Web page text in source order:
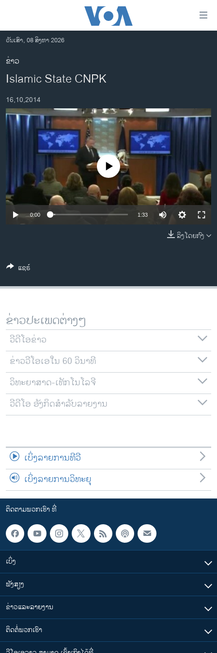
ເຂົ້າ
ຫາ
ຂ້າມ
ຂ້າມ
ໄປ
ຫາ
ຊອກ
ອາເມຣິກາ
ການເລືອກຕັ້ງ ປະທານາທີບໍດີ ສະຫະລັດ 2024
ຂ່າວ​ຈີນ
ອິດສະຫຼະພາບດ້ານການຂ່າວ
ຊີວິດຊາວລາວ
ຊຸມຊົນຊາວລາວ
ວິທະຍາສາດ-ເທັກໂນໂລຈີ
ພາສາອັງກິດ
ລາຍການກະຈາຍສຽງ
ລາຍງານ
ຕິດຕາມພວກເຮົາ ທີ່
ພາສາຕ່າງໆ
ວັນເສົາ, 08 ສິງຫາ 2026
ຂ່າວ
Islamic State CNPK
16,10,2014
No media source currently available
0:00 1:33
ລິງໂດຍກົງ
ແຊຣ໌
ຂ່າວປະເພດຕ່າງໆ
ວີດີໂອຂ່າວ
ຂ່າວວີໂອເອໃນ 60 ວິນາທີ
ວິທະຍາສາດ-ເທັກໂນໂລຈີ
ວີດີໂອ ອັງກິດສຳລັບລາຍງານ
ເບິ່ງລາຍການທີວີ
ເບິ່ງລາຍການວິທະຍຸ
ຕິດຕາມພວກເຮົາ ທີ່
ເບິ່ງ
ຟັງສຽງ
ຂ່າວແລະລາຍງານ
ຕິດຕໍ່ພວກເຮົາ